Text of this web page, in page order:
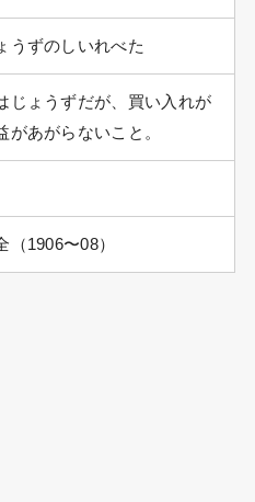
うずのしいれべた
じょうずだが、買い入れが
があがらないこと。
（1906〜08）